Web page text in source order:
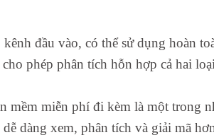
đầu vào, có thể sử dụng hoàn
phép phân tích hỗn hợp cả hai
mềm miễn phí đi kèm là một
dàng xem, phân tích và giải mã